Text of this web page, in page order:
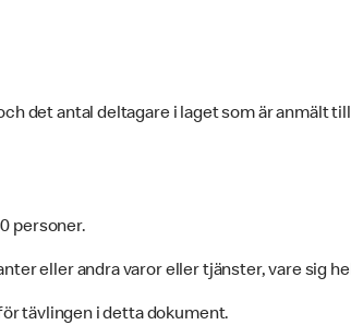
det antal deltagare i laget som är anmält
personer.
eller andra varor eller tjänster, vare sig
tävlingen i detta dokument.